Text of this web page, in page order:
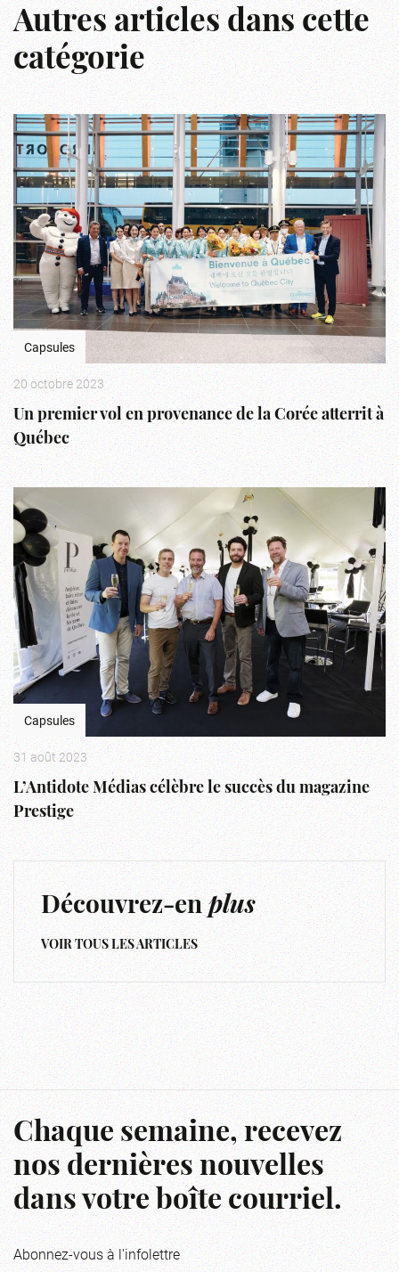
Autres articles dans cette
catégorie
Capsules
20 octobre 2023
Un premier vol en provenance de la Corée atterrit à
Québec
Capsules
31 août 2023
L’Antidote Médias célèbre le succès du magazine
Prestige
Découvrez-enplus
VOIR TOUS LES ARTICLES
Chaque semaine, recevez
nos dernières nouvelles
dans votre boîte courriel.
Abonnez-vous à l'infolettre